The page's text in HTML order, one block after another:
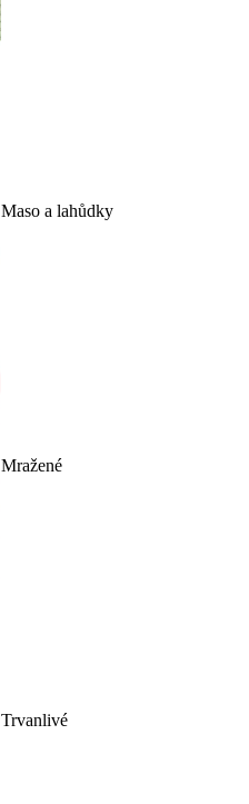
Maso a lahůdky
Mražené
Trvanlivé